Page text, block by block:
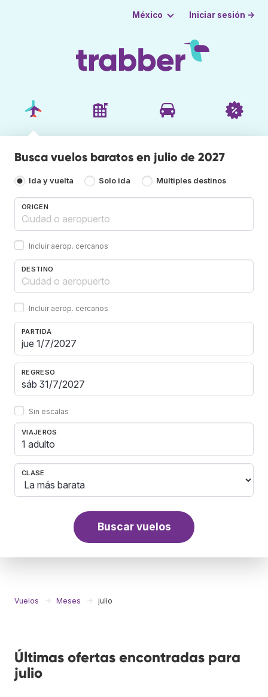
México Iniciar sesión →
Busca vuelos baratos en julio de 2027
Ida y vuelta Solo ida Múltiples destinos
ORIGEN
Incluir aerop. cercanos
DESTINO
Incluir aerop. cercanos
PARTIDA
REGRESO
Sin escalas
VIAJEROS
1 adulto
CLASE
Buscar vuelos
Vuelos Meses julio
Últimas ofertas encontradas para
julio